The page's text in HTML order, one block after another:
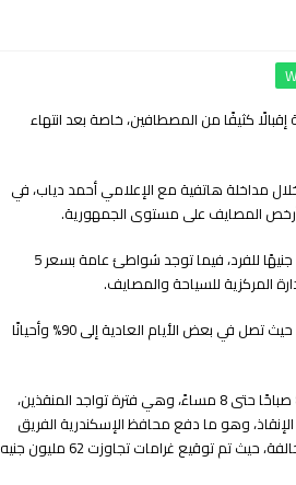
كثيفًا من المصطافين، خاصة بعد انتهاء
مداخلة هاتفية مع الإعلامي أحمد دياب، في
من أرخص المصايف على مستوى الجمهورية.
أوضح أن أسعار الشواطئ الخاصة تبدأ من 10 جنيهات وتصل إلى 25 جنيهًا للفرد، فيما توجد شواطئ عامة بسعر 5
المركزية للسياحة والمصايف.
وأكد أن نسبة الإقبال هذا العام ارتفعت مقارنة بالسنوات الماضية، حيث تصل في بعض الأيام العادية إلى 90% وأحيانًا
وشدد بسيوني على أن النزول إلى البحر مسموح فقط من الساعة 8 صباحًا حتى 8 مساءً، وهي فترة تواجد المنقذين،
وهو ما دفع محافظ الإسكندرية الفريق
أحمد خالد لتغليظ العقوبات على مستأجري الشواطئ في حال المخالفة، حيث تم توقيع غرامات تجاوزت 62 مليون جنيه